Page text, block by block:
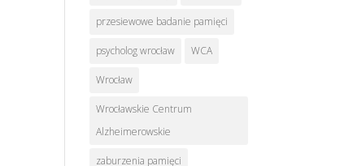
przesiewowe badanie pamięci
psycholog wrocław WCA
Wrocław
Wrocławskie Centrum
Alzheimerowskie
zaburzenia pamięci